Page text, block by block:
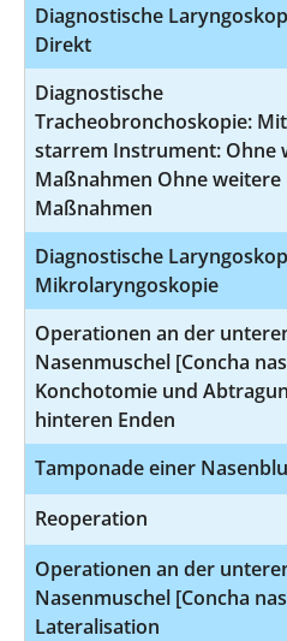
Diagnostische
Direkt
Diagnostische
Tracheobronchoskopie: Mit
starrem Instrument: Ohne
Maßnahmen Ohne weitere
Maßnahmen
Diagnostische
Mikrolaryngoskopie
Operationen an der
Nasenmuschel [Concha
Konchotomie und
hinteren Enden
Tamponade einer
Reoperation
Operationen an der
Nasenmuschel [Concha
Lateralisation